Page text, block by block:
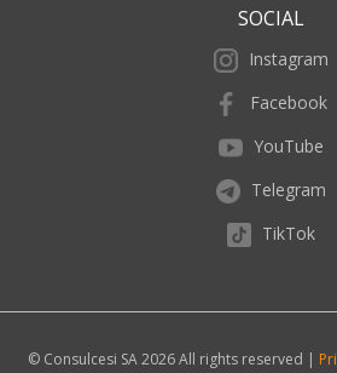
SOCIAL
Instagram
Facebook
YouTube
Telegram
TikTok
© Consulcesi SA 2026 All rights reserved |